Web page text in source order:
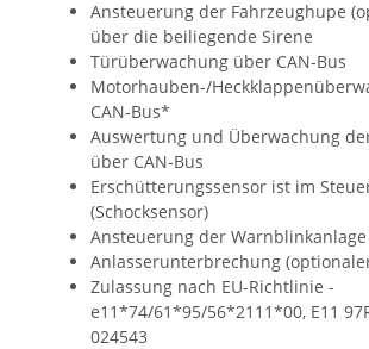
Ansteuerung der Fahrzeughupe
über die beiliegende Sirene
Türüberwachung über CAN-Bus
Motorhauben-/
CAN-Bus*
Auswertung und Überwachung
über CAN-Bus
Erschütterungssensor ist im
(Schocksensor)
Ansteuerung der Warnblinkanlage
Anlasserunterbrechung
Zulassung nach EU-Richtlinie -
e11*74/61*95/56*2111*00, E11
024543